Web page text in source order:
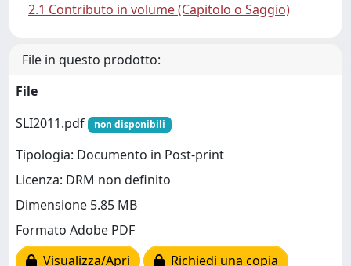
2.1 Contributo in volume (Capitolo o Saggio)
File in questo prodotto:
File
SLI2011.pdf
non disponibili
Tipologia: Documento in Post-print
Licenza: DRM non definito
Dimensione 5.85 MB
Formato Adobe PDF
Visualizza/Apri
Richiedi una copia